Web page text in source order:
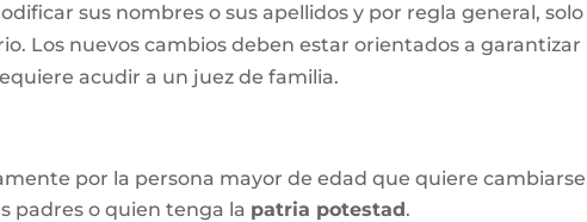
sus nombres o sus apellidos y por regla general,
Los nuevos cambios deben estar orientados a
acudir a un juez de familia.
por la persona mayor de edad que quiere
padres o quien tenga la patria potestad.